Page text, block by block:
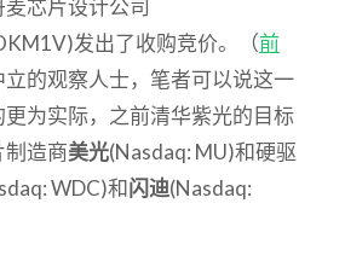
芯片设计公司
发出了收购竞价。（前
的观察人士，笔者可以说这一
为实际，之前清华紫光的目标
造商美光(Nasdaq: MU)和硬驱
WDC)和闪迪(Nasdaq: